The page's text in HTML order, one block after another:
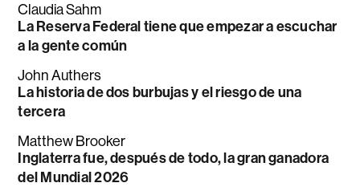
Claudia Sahm
La Reserva Federal tiene que empezar a escuchar
a la gente común
John Authers
La historia de dos burbujas y el riesgo de una
tercera
Matthew Brooker
Inglaterra fue, después de todo, la gran ganadora
del Mundial 2026